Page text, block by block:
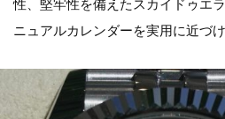
性、堅牢性を備えたスカイドゥエ
ニュアルカレンダーを実用に近づけ